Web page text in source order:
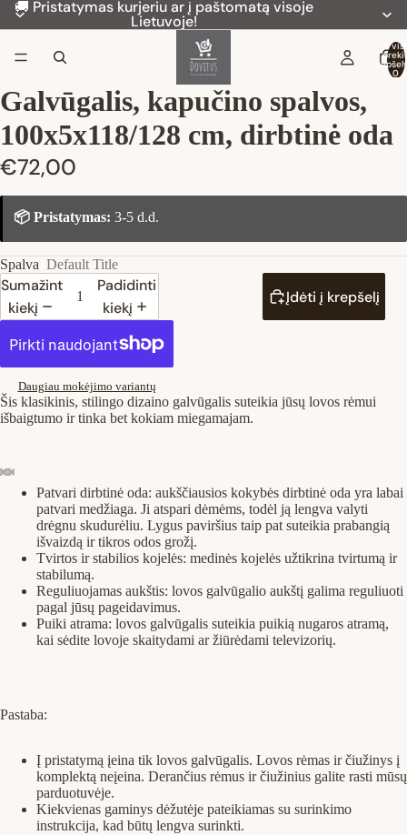
🚚 Pristatymas kurjeriu ar į paštomatą visoje
Lietuvoje!
Iš
0
Galvūgalis, kapučino spalvos,
100x5x118/128 cm, dirbtinė oda
€72,00
📦 Pristatymas: 3-5 d.d.
Spalva Default Title
Sumažinti
kiekį
Padidinti
kiekį
Įdėti į krepšelį
Daugiau mokėjimo variantų
Šis klasikinis, stilingo dizaino galvūgalis suteikia jūsų lovos rėmui
išbaigtumo ir tinka bet kokiam miegamajam.
Patvari dirbtinė oda: aukščiausios kokybės dirbtinė oda yra labai
patvari medžiaga. Ji atspari dėmėms, todėl ją lengva valyti
drėgnu skudurėliu. Lygus paviršius taip pat suteikia prabangią
išvaizdą ir tikros odos grožį.
Tvirtos ir stabilios kojelės: medinės kojelės užtikrina tvirtumą ir
stabilumą.
Reguliuojamas aukštis: lovos galvūgalio aukštį galima reguliuoti
pagal jūsų pageidavimus.
Puiki atrama: lovos galvūgalis suteikia puikią nugaros atramą,
kai sėdite lovoje skaitydami ar žiūrėdami televizorių.
Pastaba:
Į pristatymą įeina tik lovos galvūgalis. Lovos rėmas ir čiužinys į
komplektą neįeina. Derančius rėmus ir čiužinius galite rasti mūsų
parduotuvėje.
Kiekvienas gaminys dėžutėje pateikiamas su surinkimo
instrukcija, kad būtų lengva surinkti.